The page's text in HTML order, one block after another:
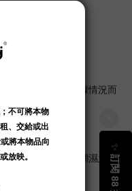
。
或陰莖，並可根據情況而
接曝曬、高溫、潮濕之處